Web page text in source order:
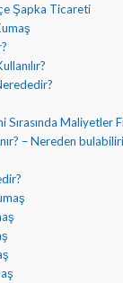
Şapka Ticareti
Maliyetler
– Nereden